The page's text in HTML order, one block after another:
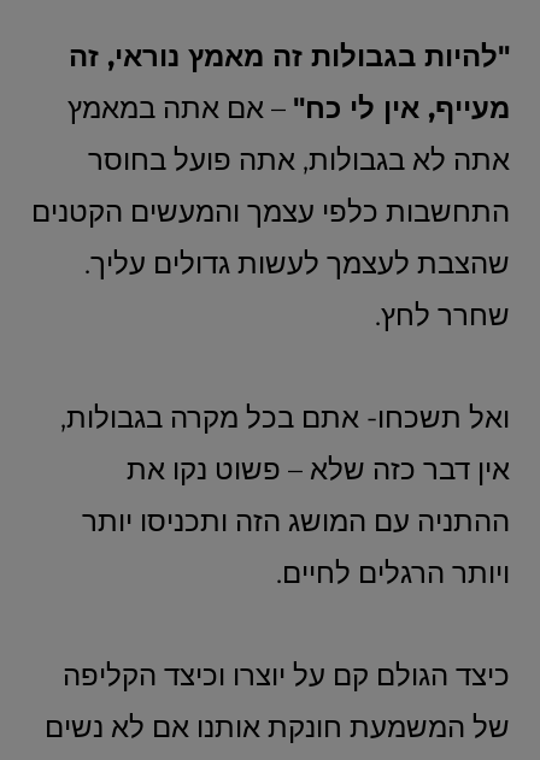
"להיות בגבולות זה מאמץ נוראי, זה
מעייף, אין לי כח" – אם אתה במאמץ
אתה לא בגבולות, אתה פועל בחוסר
התחשבות כלפי עצמך והמעשים הקטנים
שהצבת לעצמך לעשות גדולים עליך.
שחרר לחץ.
ואל תשכחו- אתם בכל מקרה בגבולות,
אין דבר כזה שלא – פשוט נקו את
ההתניה עם המושג הזה ותכניסו יותר
ויותר הרגלים לחיים.
כיצד הגולם קם על יוצרו וכיצד הקליפה
של המשמעת חונקת אותנו אם לא נשים